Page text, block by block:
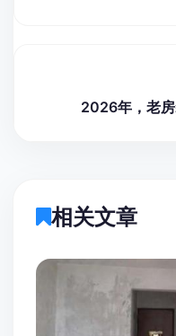
2026年，老
相关文章